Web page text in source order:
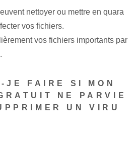
nettoyer ou mettre en quara
vos fichiers.
‌vos‍ fichiers importants par
JE FAIRE SI MON
NE PARVIE
UN VIRU